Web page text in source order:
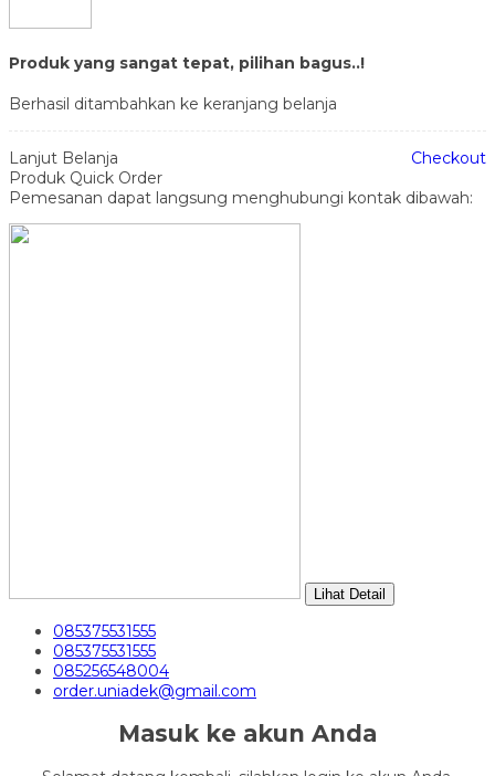
Produk yang sangat tepat, pilihan bagus..!
Berhasil ditambahkan ke keranjang belanja
Lanjut Belanja
Checkout
Produk Quick Order
Pemesanan dapat langsung menghubungi kontak dibawah:
Lihat Detail
085375531555
085375531555
085256548004
order.uniadek@gmail.com
Masuk ke akun Anda